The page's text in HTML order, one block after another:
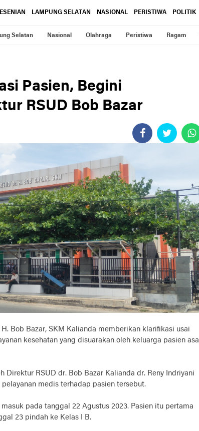
LAMPUNG SELATAN NASIONAL PERISTIWA POLITIK
Selatan Nasional Olahraga Peristiwa Ragam
Pasien, Begini
RSUD Bob Bazar
Bob Bazar, SKM Kalianda memberikan klarifikasi usai
kesehatan yang disuarakan oleh keluarga pasien asal
Direktur RSUD dr. Bob Bazar Kalianda dr. Reny Indriyani
medis terhadap pasien tersebut.
pada tanggal 22 Agustus 2023. Pasien itu pertama
23 pindah ke Kelas I B.